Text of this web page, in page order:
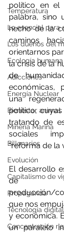
Temperatura
Lo esencial para
Los dueños del
Ecología humana
Adicciones
Energía Nuclear
Bienestar animal
Minería Marina
Billonarios
Evolución
Capitalismo de
Propaganda
Tecnología digital
Concentración
político en el
palabra, sino
hecho de la
caminos
orientarnos
la crisis de la
de
económicas,
una
político,
tratando de
sociales
"reforma de la
El desarrollo
de
producción/
que nos
y económica.
un paralelo